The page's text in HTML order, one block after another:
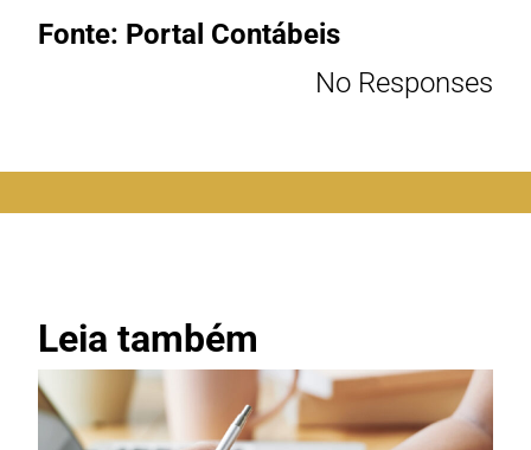
Fonte: Portal Contábeis
No Responses
Leia também